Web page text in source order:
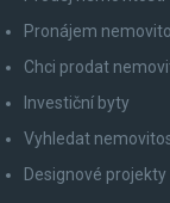
Pronájem
Chci prodat
Investiční byty
Vyhledat
Designové projekty